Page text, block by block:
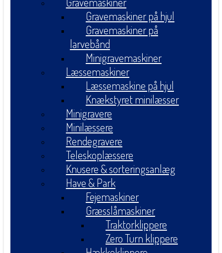
Gravemaskiner på hjul
Gravemaskiner på
larvebånd
Minigravemaskiner
Læssemaskiner
Læssemaskine på hjul
Knækstyret minilæsser
Minigravere
Minilæssere
Rendegravere
Teleskoplæssere
Knusere & sorteringsanlæg
Have & Park
Fejemaskiner
Græsslåmaskiner
Traktorklippere
Zero Turn klippere